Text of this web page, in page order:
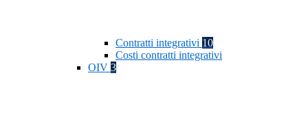
Contratti integrativi 10
Costi contratti integrativi
OIV 3